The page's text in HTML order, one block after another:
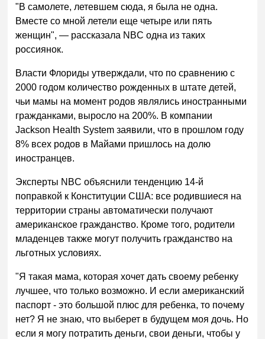
"В самолете, летевшем сюда, я была не одна.
Вместе со мной летели еще четыре или пять
женщин", — рассказала NBC одна из таких
россиянок.
Власти Флориды утверждали, что по сравнению с
2000 годом количество рожденных в штате детей,
чьи мамы на момент родов являлись иностранными
гражданками, выросло на 200%. В компании
Jackson Health System заявили, что в прошлом году
8% всех родов в Майами пришлось на долю
иностранцев.
Эксперты NBC объяснили тенденцию 14-й
поправкой к Конституции США: все родившиеся на
территории страны автоматически получают
американское гражданство. Кроме того, родители
младенцев также могут получить гражданство на
льготных условиях.
"Я такая мама, которая хочет дать своему ребенку
лучшее, что только возможно. И если американский
паспорт - это большой плюс для ребенка, то почему
нет? Я не знаю, что выберет в будущем моя дочь. Но
если я могу потратить деньги, свои деньги, чтобы у